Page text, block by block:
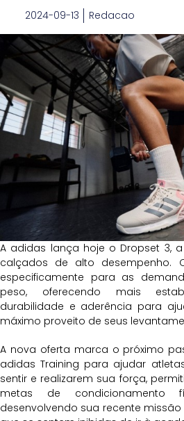
2024-09-13
Redacao
A adidas lança hoje o Dropset 3,
calçados de alto desempenho.
especificamente para as
peso, oferecendo mais
durabilidade e aderência para
máximo proveito de seus
A nova oferta marca o próximo
adidas Training para ajudar
sentir e realizarem sua força,
metas de condicionamento
desenvolvendo sua recente